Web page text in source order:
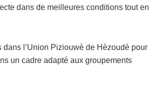
dans de meilleures conditions tout en
l’Union Piziouwè de Hèzoudè pour
un cadre adapté aux groupements